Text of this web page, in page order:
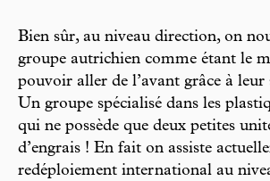
Bien sûr, au niveau direction, on
groupe autrichien comme étant le
pouvoir aller de l’avant grâce à
Un groupe spécialisé dans les
qui ne possède que deux petites
d’engrais ! En fait on assiste
redéploiement international au